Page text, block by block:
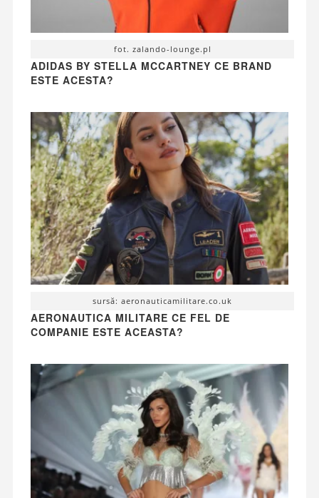
fot. zalando-lounge.pl
ADIDAS BY STELLA MCCARTNEY CE BRAND
ESTE ACESTA?
sursă: aeronauticamilitare.co.uk
AERONAUTICA MILITARE CE FEL DE
COMPANIE ESTE ACEASTA?